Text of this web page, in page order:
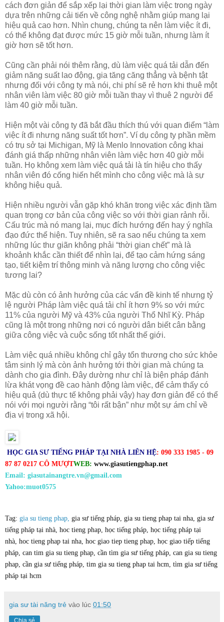
cách đơn giản để sắp xếp lại thời gian làm việc trong ngày
dựa trên những cải tiến về công nghệ nhằm giúp mang lại
hiệu quả cao hơn. Nhìn chung, chúng ta nên làm việc ít đi,
có thể không đạt được mức 15 giờ mỗi tuần, nhưng làm ít
giờ hơn sẽ tốt hơn.
Cũng cần phải nói thêm rằng, dù làm việc quá tải dẫn đến
giảm năng suất lao động, gia tăng căng thẳng và bệnh tật
nhưng đối với công ty mà nói, chi phí sẽ rẻ hơn khi thuê một
nhân viên làm việc 80 giờ mỗi tuần thay vì thuê 2 người để
làm 40 giờ mỗi tuần.
Hiện một vài công ty đã bắt đầu thích thú với quan điểm “làm
việc ít đi nhưng năng suất tốt hơn”. Ví dụ công ty phần mềm
có trụ sở tại Michigan, Mỹ là Menlo Innovation công khai
đánh giá thấp những nhân viên làm việc hơn 40 giờ mỗi
tuần. Họ không xem làm việc quá tải là tín hiệu cho thấy
nhân viên đó cống hiến hết mình cho công việc mà là sự
không hiệu quả.
Hiện nhiều người vẫn gặp khó khăn trong việc xác định tầm
quan trọng cơ bản của công việc so với thời gian rảnh rỗi.
Cấu trúc mà nó mang lại, mục đích hướng đến hay ý nghĩa
đạo đức thể hiện. Tuy nhiên, sẽ ra sao nếu chúng ta xem
những lúc thư giãn không phải “thời gian chết” mà là
khoảnh khắc cần thiết để nhìn lại, để tạo cảm hứng sáng
tạo, tiết kiệm trí thông minh và năng lượng cho công việc
tương lai?
Mặc dù còn có ảnh hưởng của các vấn đề kinh tế nhưng tỷ
lệ người Pháp làm việc quá tải chỉ ít hơn 9% so với mức
11% của người Mỹ và 43% của người Thổ Nhĩ Kỳ. Pháp
cũng là một trong những nơi có người dân biết cân bằng
giữa công việc và cuộc sống tốt nhất thế giới.
Làm việc quá nhiều không chỉ gây tổn thương cho sức khỏe
tâm sinh lý mà còn ảnh hưởng tới thời gian mà chúng ta
dành cho gia đình. Đây dường như chỉ là biện pháp đánh
lừa khát vọng đề cao hành động làm việc, để cảm thấy có
hiệu quả (dù thực tế không phải vậy) hay đơn giản để có thể
nói với mọi người rằng “tôi rất bận” như một sự ám chỉ về
địa vị trong xã hội.
HỌC GIA SƯ TIẾNG PHÁP TẠI NHÀ LIÊN HỆ: 090 333 1985 - 09
87 87 0217 CÔ MƯỢTWEB: www.giasutiengphap.net
Email: giasutainangtre.vn@gmail.com
Yahoo:muot0575
Tag: gia su tieng phap, gia sư tiếng pháp, gia su tieng phap tai nha gia sư
tiếng pháp tại nhà hoc tieng phap học tiếng pháp học tiếng pháp tại
nhà hoc tieng phap tai nha hoc giao tiep tieng phap học giao tiếp tiếng
pháp can tim gia su tieng phap cần tìm gia sư tiếng pháp , can gia su tieng
phap cần gia sư tiếng pháp tim gia su tieng phap tai hcm tìm gia sư tiếng
pháp tại hcm
gia sư tài năng trẻ vào lúc 01:50
Chia sẻ